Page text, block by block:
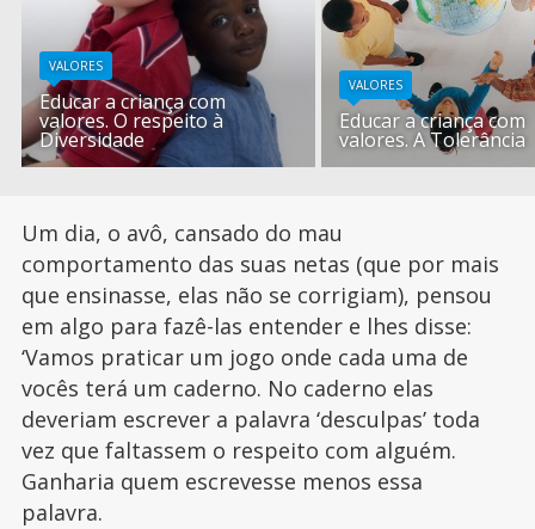
VALORES
Educar a criança com
valores. O respeito à
Diversidade
VALORES
Educar a criança com
valores. A Tolerância
Um dia, o avô, cansado do mau
comportamento das suas netas (que por mais
que ensinasse, elas não se corrigiam), pensou
em algo para fazê-las entender e lhes disse:
‘Vamos praticar um jogo onde cada uma de
vocês terá um caderno. No caderno elas
deveriam escrever a palavra ‘desculpas’ toda
vez que faltassem o respeito com alguém.
Ganharia quem escrevesse menos essa
palavra.